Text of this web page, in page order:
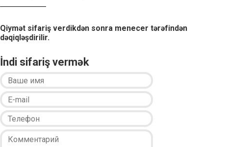
Qiymət sifariş verdikdən sonra menecer tərəfindən
dəqiqləşdirilir.
İndi sifariş vermək